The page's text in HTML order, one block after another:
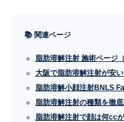
📚 関連ページ
脂肪溶解注射 施術ページ（
大阪で脂肪溶解注射が安
脂肪溶解小顔注射BNLS
脂肪溶解注射の種類を徹
脂肪溶解注射で顔は何cc